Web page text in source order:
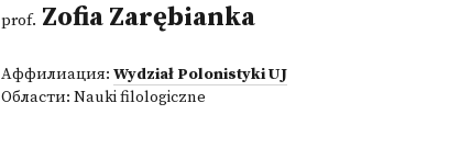
prof. Zofia Zarębianka
Аффилиация: Wydział Polonistyki UJ
Области: Nauki filologiczne